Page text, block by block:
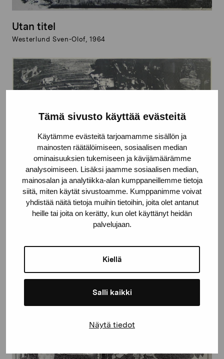
Tämä sivusto käyttää evästeitä
Käytämme evästeitä tarjoamamme sisällön ja
mainosten räätälöimiseen, sosiaalisen median
ominaisuuksien tukemiseen ja kävijämäärämme
analysoimiseen. Lisäksi jaamme sosiaalisen median,
mainosalan ja analytiikka-alan kumppaneillemme tietoja
siitä, miten käytät sivustoamme. Kumppanimme voivat
yhdistää näitä tietoja muihin tietoihin, joita olet antanut
heille tai joita on kerätty, kun olet käyttänyt heidän
palvelujaan.
Kiellä
Salli kaikki
Näytä tiedot
Utan titel
Westerlund Sven-Olof, 1964